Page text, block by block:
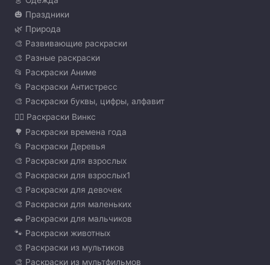
🎃 Праздники
🌿 Природа
🎨 Развивающие раскраски
🎨 Разные раскраски
📂 Раскраски Аниме
📂 Раскраски Антистресс
🎨 Раскраски буквы, цифры, алфавит
🧚‍♀️ Раскраски Винкс
🌳 Раскраски времена года
📂 Раскраски Деревья
🎨 Раскраски для взрослых
🎨 Раскраски для взрослых1
🎨 Раскраски для девочек
🎨 Раскраски для маленьких
🚗 Раскраски для мальчиков
🐾 Раскраски животных
🎨 Раскраски из мультиков
🎨 Раскраски из мультфильмов